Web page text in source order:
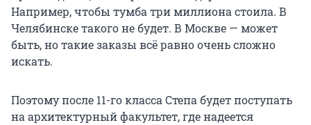
Например, чтобы тумба три миллиона стоила. В
Челябинске такого не будет. В Москве — может
быть, но такие заказы всё равно очень сложно
искать.
Поэтому после 11-го класса Степа будет поступать
на архитектурный факультет, где надеется